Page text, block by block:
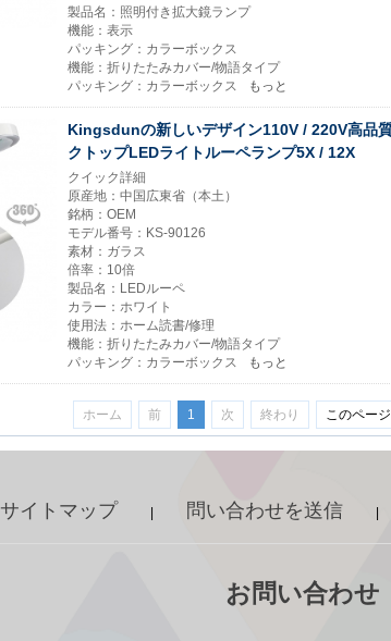
製品名：照明付き拡大鏡ランプ
機能：表示
パッキング：カラーボックス
機能：折りたたみカバー/物語タイプ
パッキング：カラーボックス
もっと
Kingsdunの新しいデザイン110V / 220V高品
クトップLEDライトルーペランプ5X / 12X
クイック詳細
原産地：中国広東省（本土）
銘柄：OEM
モデル番号：KS-90126
素材：ガラス
倍率：10倍
製品名：LEDルーペ
カラー：ホワイト
使用法：ホーム読書/修理
機能：折りたたみカバー/物語タイプ
パッキング：カラーボックス
もっと
ホーム 前 1 次 終わり このペー
サイトマップ | 問い合わせを送信 |
お問い合わせ